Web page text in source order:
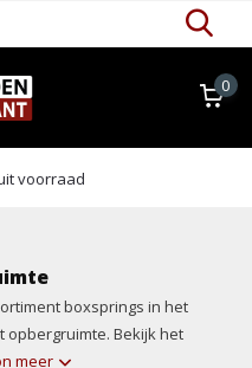
0
voorraad
boxsprings in het
opbergruimte. Bekijk het
meer